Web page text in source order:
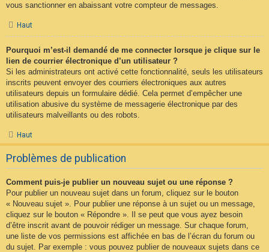
vous sanctionner en abaissant votre compteur de messages.
Haut
Pourquoi m’est-il demandé de me connecter lorsque je clique sur le
lien de courrier électronique d’un utilisateur ?
Si les administrateurs ont activé cette fonctionnalité, seuls les utilisateurs
inscrits peuvent envoyer des courriers électroniques aux autres
utilisateurs depuis un formulaire dédié. Cela permet d’empêcher une
utilisation abusive du système de messagerie électronique par des
utilisateurs malveillants ou des robots.
Haut
Problèmes de publication
Comment puis-je publier un nouveau sujet ou une réponse ?
Pour publier un nouveau sujet dans un forum, cliquez sur le bouton
« Nouveau sujet ». Pour publier une réponse à un sujet ou un message,
cliquez sur le bouton « Répondre ». Il se peut que vous ayez besoin
d’être inscrit avant de pouvoir rédiger un message. Sur chaque forum,
une liste de vos permissions est affichée en bas de l’écran du forum ou
du sujet. Par exemple : vous pouvez publier de nouveaux sujets dans ce